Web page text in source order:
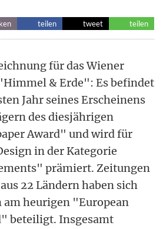
teilen tweet teilen
für das Wiener
& Erde": Es befindet
Jahr seines Erscheinens
des diesjährigen
Award" und wird für
in der Kategorie
prämiert. Zeitungen
22 Ländern haben sich
heurigen "European
beteiligt. Insgesamt